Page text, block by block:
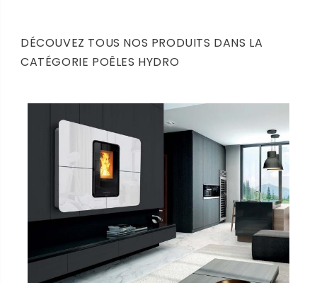
DÉCOUVEZ TOUS NOS PRODUITS DANS LA
CATÉGORIE POÊLES HYDRO